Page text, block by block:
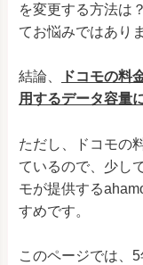
を変更する方法は
てお悩みではあり
結論、
ドコモの料
用するデータ容量
ただし、ドコモの
ているので、少し
モが提供する
すめです。
このページでは、